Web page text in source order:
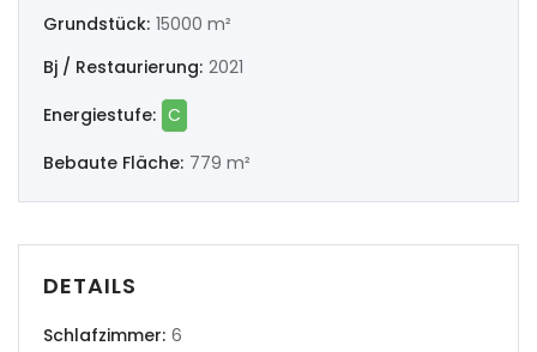
Grundstück: 15000 m²
Bj / Restaurierung: 2021
Energiestufe: C
Bebaute Fläche: 779 m²
DETAILS
Schlafzimmer: 6